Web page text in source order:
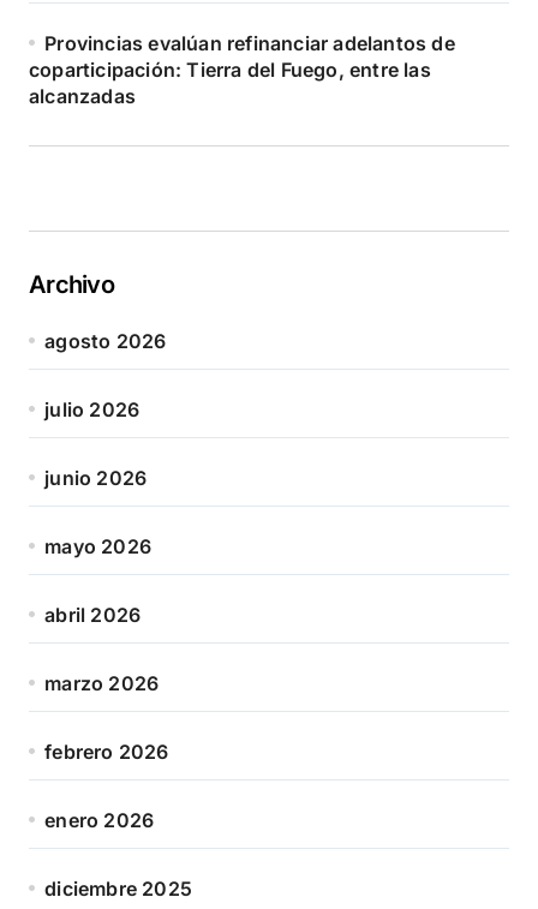
Provincias evalúan refinanciar adelantos de
coparticipación: Tierra del Fuego, entre las
alcanzadas
Archivo
agosto 2026
julio 2026
junio 2026
mayo 2026
abril 2026
marzo 2026
febrero 2026
enero 2026
diciembre 2025